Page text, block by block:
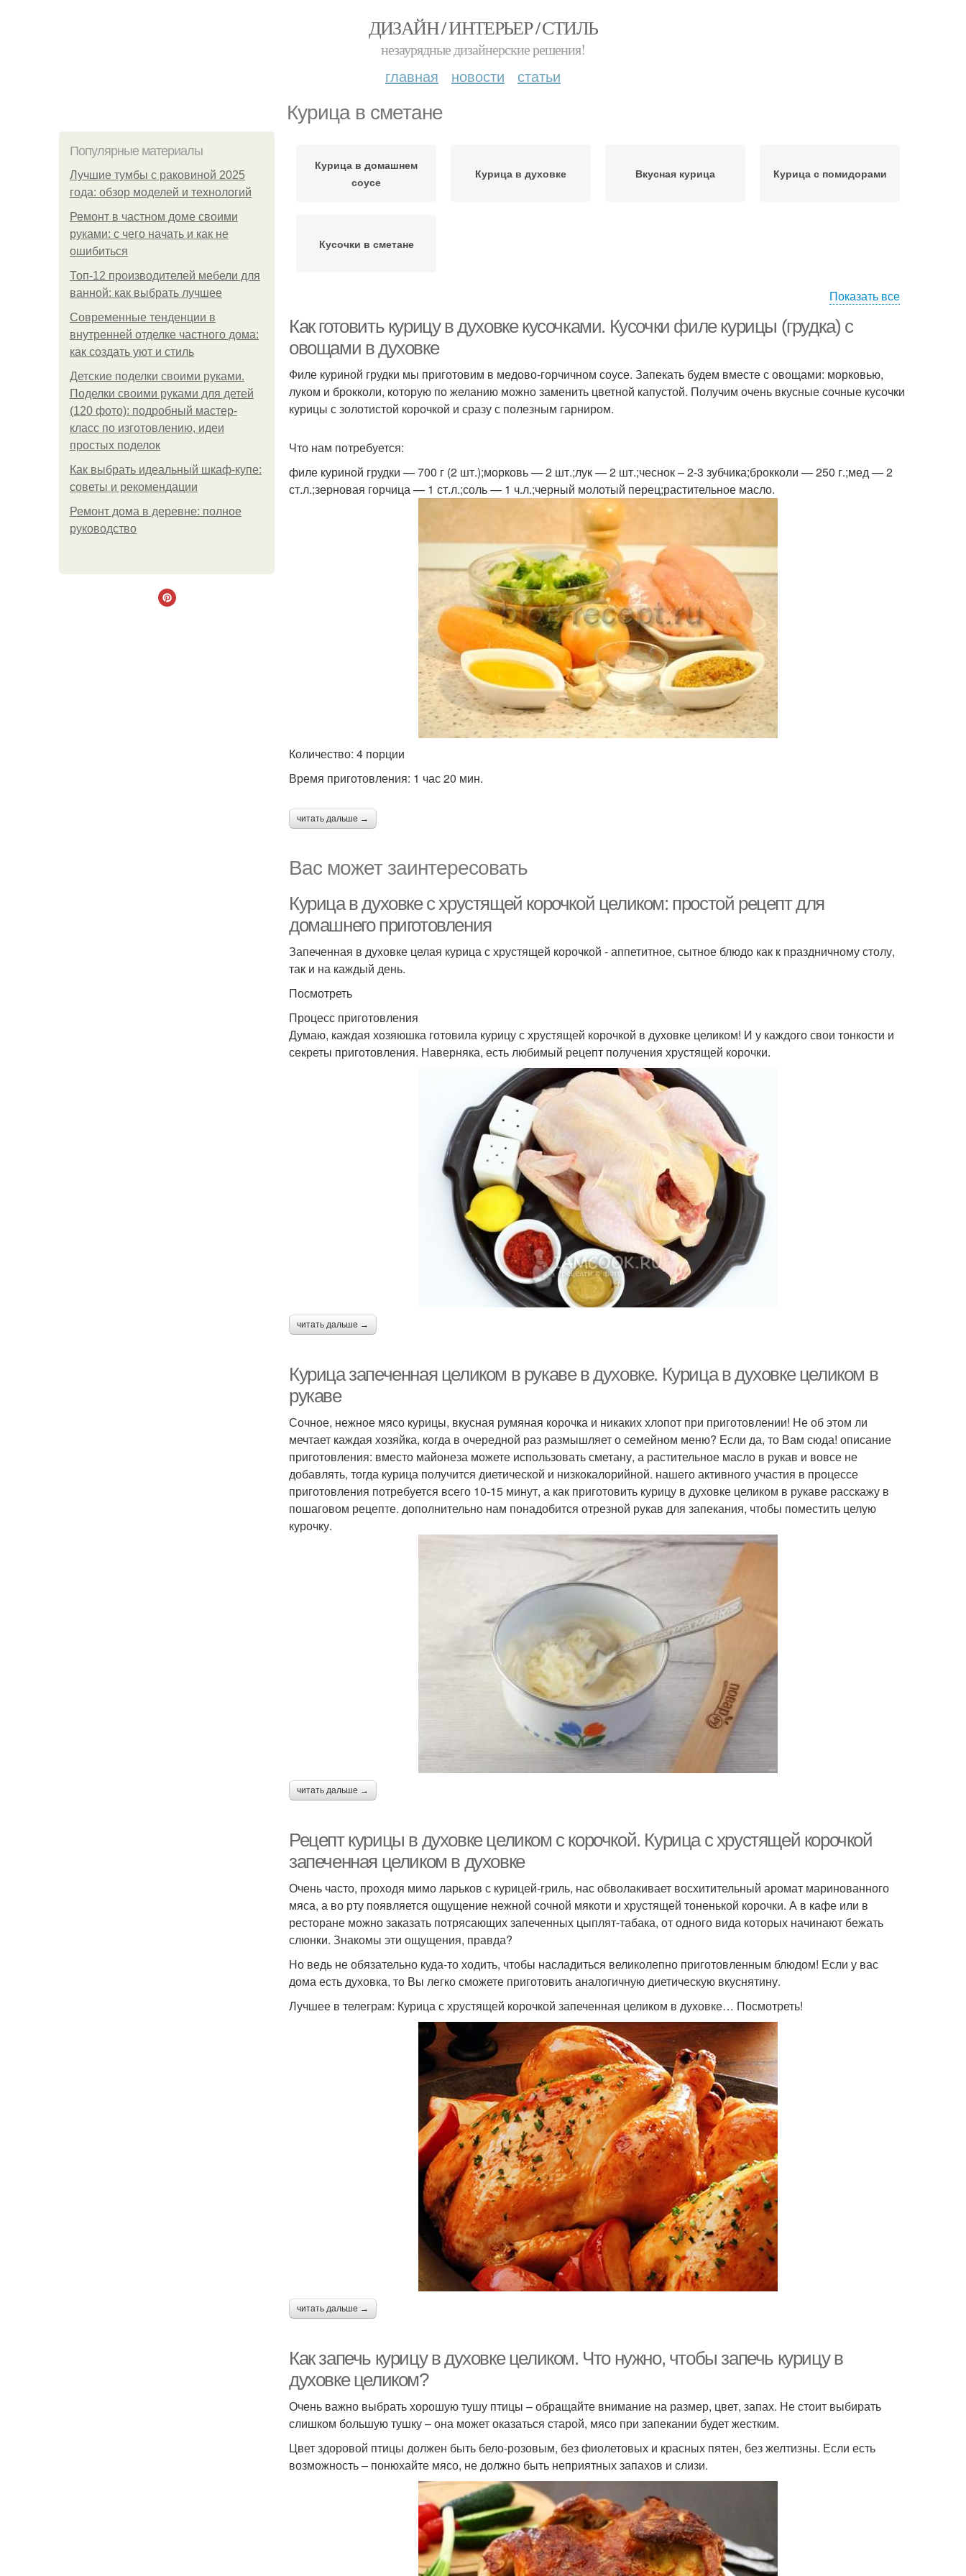
ДИЗАЙН / ИНТЕРЬЕР / СТИЛЬ
незаурядные дизайнерские решения!
главная новости статьи
Курица в сметане
Популярные материалы
Лучшие тумбы с раковиной 2025
года: обзор моделей и технологий
Ремонт в частном доме своими
руками: с чего начать и как не
ошибиться
Топ-12 производителей мебели для
ванной: как выбрать лучшее
Современные тенденции в
внутренней отделке частного дома:
как создать уют и стиль
Детские поделки своими руками.
Поделки своими руками для детей
(120 фото): подробный мастер-
класс по изготовлению, идеи
простых поделок
Как выбрать идеальный шкаф-купе:
советы и рекомендации
Ремонт дома в деревне: полное
руководство
Курица в домашнем
соусе
Курица в духовке Вкусная курица Курица с помидорами
Кусочки в сметане
Показать все
Как готовить курицу в духовке кусочками. Кусочки филе курицы (грудка) с
овощами в духовке
Филе куриной грудки мы приготовим в медово-горчичном соусе. Запекать будем вместе с овощами: морковью,
луком и брокколи, которую по желанию можно заменить цветной капустой. Получим очень вкусные сочные кусочки
курицы с золотистой корочкой и сразу с полезным гарниром.
Что нам потребуется:
филе куриной грудки — 700 г (2 шт.);морковь — 2 шт.;лук — 2 шт.;чеснок – 2-3 зубчика;брокколи — 250 г.;мед — 2
ст.л.;зерновая горчица — 1 ст.л.;соль — 1 ч.л.;черный молотый перец;растительное масло.
Количество: 4 порции
Время приготовления: 1 час 20 мин.
читать дальше →
Вас может заинтересовать
Курица в духовке с хрустящей корочкой целиком: простой рецепт для
домашнего приготовления
Запеченная в духовке целая курица с хрустящей корочкой - аппетитное, сытное блюдо как к праздничному столу,
так и на каждый день.
Посмотреть
Процесс приготовления
Думаю, каждая хозяюшка готовила курицу с хрустящей корочкой в духовке целиком! И у каждого свои тонкости и
секреты приготовления. Наверняка, есть любимый рецепт получения хрустящей корочки.
читать дальше →
Курица запеченная целиком в рукаве в духовке. Курица в духовке целиком в
рукаве
Сочное, нежное мясо курицы, вкусная румяная корочка и никаких хлопот при приготовлении! Не об этом ли
мечтает каждая хозяйка, когда в очередной раз размышляет о семейном меню? Если да, то Вам сюда! описание
приготовления: вместо майонеза можете использовать сметану, а растительное масло в рукав и вовсе не
добавлять, тогда курица получится диетической и низкокалорийной. нашего активного участия в процессе
приготовления потребуется всего 10-15 минут, а как приготовить курицу в духовке целиком в рукаве расскажу в
пошаговом рецепте. дополнительно нам понадобится отрезной рукав для запекания, чтобы поместить целую
курочку.
читать дальше →
Рецепт курицы в духовке целиком с корочкой. Курица с хрустящей корочкой
запеченная целиком в духовке
Очень часто, проходя мимо ларьков с курицей-гриль, нас обволакивает восхитительный аромат маринованного
мяса, а во рту появляется ощущение нежной сочной мякоти и хрустящей тоненькой корочки. А в кафе или в
ресторане можно заказать потрясающих запеченных цыплят-табака, от одного вида которых начинают бежать
слюнки. Знакомы эти ощущения, правда?
Но ведь не обязательно куда-то ходить, чтобы насладиться великолепно приготовленным блюдом! Если у вас
дома есть духовка, то Вы легко сможете приготовить аналогичную диетическую вкуснятину.
Лучшее в телеграм: Курица с хрустящей корочкой запеченная целиком в духовке… Посмотреть!
читать дальше →
Как запечь курицу в духовке целиком. Что нужно, чтобы запечь курицу в
духовке целиком?
Очень важно выбрать хорошую тушу птицы – обращайте внимание на размер, цвет, запах. Не стоит выбирать
слишком большую тушку – она может оказаться старой, мясо при запекании будет жестким.
Цвет здоровой птицы должен быть бело-розовым, без фиолетовых и красных пятен, без желтизны. Если есть
возможность – понюхайте мясо, не должно быть неприятных запахов и слизи.